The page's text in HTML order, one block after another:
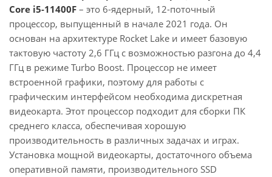
Core i5-11400F – это 6-ядерный, 12-поточный
процессор, выпущенный в начале 2021 года. Он
основан на архитектуре Rocket Lake и имеет базовую
тактовую частоту 2,6 ГГц с возможностью разгона до 4,4
ГГц в режиме Turbo Boost. Процессор не имеет
встроенной графики, поэтому для работы с
графическим интерфейсом необходима дискретная
видеокарта. Этот процессор подходит для сборки ПК
среднего класса, обеспечивая хорошую
производительность в различных задачах и играх.
Установка мощной видеокарты, достаточного объема
оперативной памяти, производительного SSD